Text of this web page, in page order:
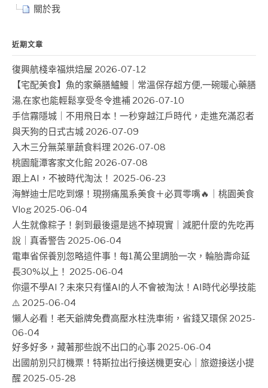
關於我
近期文章
復興航棧幸福烘焙屋 2026-07-12
【宅配美食】魚的家藥膳鱸鰻｜常溫保存超方便,一碗暖心藥膳
湯,在家也能輕鬆享受冬令進補 2026-07-10
手信霧隱城｜不用飛日本！一秒穿越江戶時代，走進充滿忍者
與天狗的日式古城 2026-07-09
入木三分無菜單蔬食料理 2026-07-08
桃園龍潭客家文化館 2026-07-08
跟上AI，不被時代淘汰！ 2025-06-23
海鮮迪士尼吃到爆！現撈痛風系美食＋必買零嘴🔥｜桃園美食
Vlog 2025-06-04
人生就像粽子！剝到最後還是逃不掉現實｜減肥什麼的先吃再
說｜真香警告 2025-06-04
電車省保養別忽略這件事！每1萬公里調胎一次，輪胎壽命延
長30%以上！ 2025-06-04
你還不學AI？未來只有懂AI的人不會被淘汰！AI時代必學技能
⚠️ 2025-06-04
懶人必看！老天爺牌免費高壓水柱洗車術，省錢又環保 2025-
06-04
好多好多，藏著那些說不出口的心事 2025-06-04
出國前別只訂機票！特斯拉出行接送機更安心｜旅遊接送小提
醒 2025-05-28